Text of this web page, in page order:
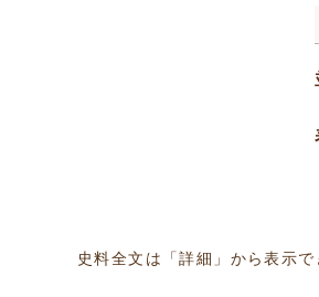
史料全文は「詳細」から表示